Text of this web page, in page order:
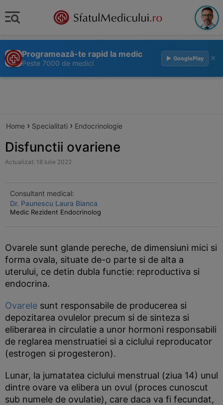
Programează-te rapid la medic
Peste 7000 de medici
▶ GooglePlay ×
Home › Specialitati › Endocrinologie
Disfunctii ovariene
Actualizat: 18 Iulie 2022
Consultant medical:
Dr. Paunescu Laura Bianca
Medic Rezident Endocrinolog
Ovarele sunt glande pereche, de dimensiuni mici si
forma ovala, situate de-o parte si de alta a
uterului, ce detin dubla functie: reproductiva si
endocrina.
Ovarele sunt responsabile de producerea si
depozitarea ovulelor precum si de sinteza si
eliberarea in circulatie a unor hormoni responsabili
de reglarea menstruatiei si a ciclului reproducator
(estrogen si progesteron).
Lunar, la jumatatea ciclului menstrual (ziua 14) unul
dintre ovare va elibera un ovul (proces cunoscut
sub numele de ovulatie), care daca va fi fecundat,